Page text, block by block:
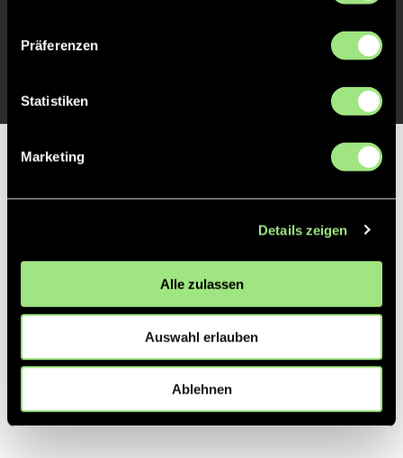
Präferenzen
Statistiken
Marketing
Details zeigen
Alle zulassen
Auswahl erlauben
Ablehnen
TOR 1:0, FELDTOR
Partner